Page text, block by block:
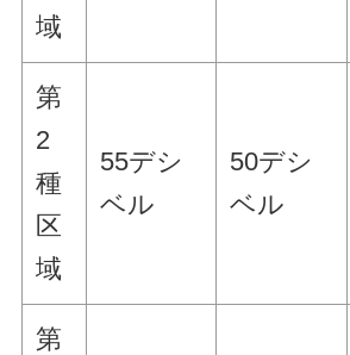
域
第
2
種
区
域
55デシ
ベル
50デシ
ベル
第